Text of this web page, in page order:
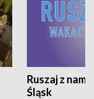
Ruszaj z
Śląsk